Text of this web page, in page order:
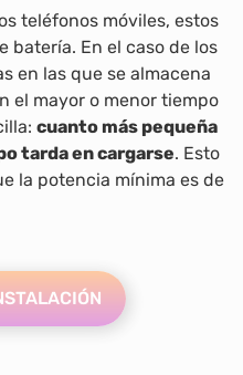
teléfonos móviles, estos
batería. En el caso de los
en las que se almacena
el mayor o menor tiempo
cuanto más pequeña
tarda en cargarse. Esto
la potencia mínima es de